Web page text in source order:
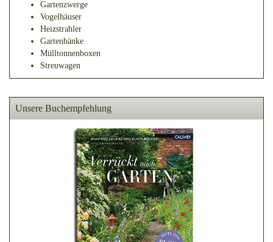
Gartenzwerge
Vogelhäuser
Heizstrahler
Gartenbänke
Mülltonnenboxen
Streuwagen
Unsere Buchempfehlung